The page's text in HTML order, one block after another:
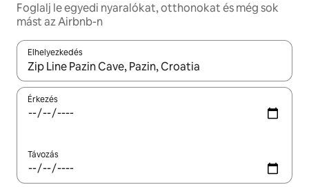
Foglalj le egyedi nyaralókat, otthonokat és még sok
mást az Airbnb-n
Elhelyezkedés
Az eredmények között a felfelé és a lefelé nyíllal
Érkezés
Távozás